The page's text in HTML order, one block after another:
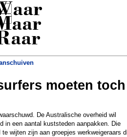
Noorden krijgt ambulances voor dikke
mensen»
moeten toch
De Australische overheid wil
in een aantal kuststeden aanpakken. Die
wijten zijn aan groepjes werkweigeraars